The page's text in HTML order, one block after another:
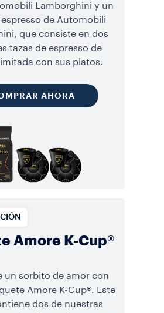
Lamborghini y un
de Automobili
que consiste en dos
tazas de espresso de
con sus platos.
AHORA
Amore K-Cup®
un sorbito de amor con
Amore K-Cup®. Este
dos de nuestras